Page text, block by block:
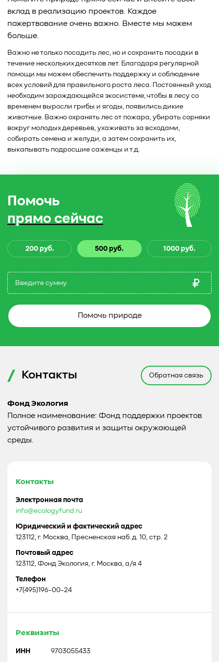
вклад в реализацию проектов. Каждое
пожертвование очень важно. Вместе мы можем
больше.
Важно не только посадить лес, но и сохранить посадки в
течение нескольких десятков лет. Благодаря регулярной
помощи мы можем обеспечить поддержку и соблюдение
всех условий для правильного роста леса. Постоянный уход
необходим зарождающейся экосистеме, чтобы в лесу со
временем выросли грибы и ягоды, появились дикие
животные. Важно охранять лес от пожара, убирать сорняки
вокруг молодых деревьев, ухаживать за всходами,
собирать семена и желуди, а затем сохранить их,
выкапывать подросшие саженцы и т.д.
Помочь
прямо сейчас
200 руб. 500 руб. 1000 руб.
Помочь природе
Контакты Обратная связь
Фонд Экология
Полное наименование: Фонд поддержки проектов
устойчивого развития и защиты окружающей
среды.
Контакты
Электронная почта
info@ecologyfund.ru
Юридический и фактический адрес
123112, г. Москва, Пресненская наб. д. 10, стр. 2
Почтовый адрес
123112, Фонд Экология, г. Москва, а/я 4
Телефон
+7(495)196-00-24
Реквизиты
ИНН 9703055433